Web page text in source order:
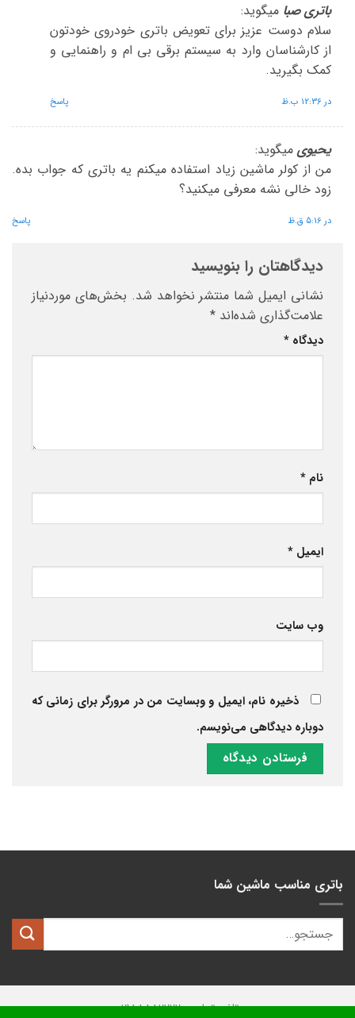
باتری صبا میگوید:
سلام دوست عزیز برای تعویض باتری خودروی خودتون
از کارشناسان وارد به سیستم برقی بی ام و راهنمایی و
کمک بگیرید.
در 12:36 ب.ظ پاسخ
یحیوی میگوید:
من از کولر ماشین زیاد استفاده میکنم یه باتری که جواب بده.
زود خالی نشه معرفی میکنید؟
در 5:16 ق.ظ پاسخ
دیدگاهتان را بنویسید
نشانی ایمیل شما منتشر نخواهد شد. بخش‌های موردنیاز
علامت‌گذاری شده‌اند *
دیدگاه *
نام *
ایمیل *
وب‌ سایت
ذخیره نام، ایمیل و وبسایت من در مرورگر برای زمانی که
دوباره دیدگاهی می‌نویسم.
باتری مناسب ماشین شما
تلفن تماس: 02188882222